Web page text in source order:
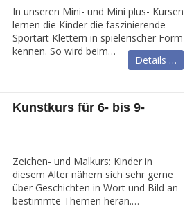
In unseren Mini- und Mini plus- Kursen
lernen die Kinder die faszinierende
Sportart Klettern in spielerischer Form
kennen. So wird beim…
Details …
Kunstkurs für 6- bis 9-
Zeichen- und Malkurs: Kinder in
diesem Alter nähern sich sehr gerne
über Geschichten in Wort und Bild an
bestimmte Themen heran.…